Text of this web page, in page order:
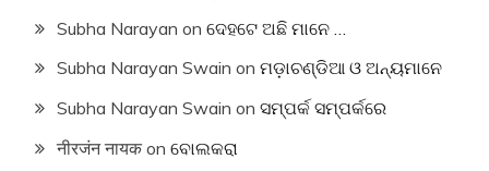
Subha Narayan on ଦେହଟେ ଅଛି ମାନେ …
Subha Narayan Swain on ମଡ଼ାଚଣ୍ଡିଆ ଓ ଅନ୍ୟମାନେ
Subha Narayan Swain on ସମ୍ପର୍କ ସମ୍ପର୍କରେ
नीरजंन नायक on ବୋଲକରା